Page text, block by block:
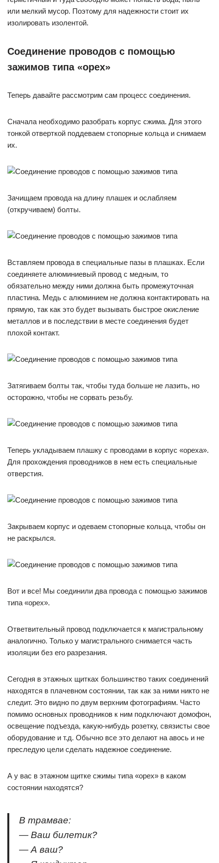
или мелкий мусор. Поэтому для надежности стоит их
изолировать изолентой.
Соединение проводов с помощью
зажимов типа «орех»
Теперь давайте рассмотрим сам процесс соединения.
Сначала необходимо разобрать корпус сжима. Для этого
тонкой отверткой поддеваем стопорные кольца и снимаем
их.
Зачищаем провода на длину плашек и ослабляем
(откручиваем) болты.
Вставляем провода в специальные пазы в плашках. Если
соединяете алюминиевый провод с медным, то
обязательно между ними должна быть промежуточная
пластина. Медь с алюминием не должна контактировать на
прямую, так как это будет вызывать быстрое окисление
металлов и в последствии в месте соединения будет
плохой контакт.
Затягиваем болты так, чтобы туда больше не лазить, но
осторожно, чтобы не сорвать резьбу.
Теперь укладываем плашку с проводами в корпус «ореха».
Для прохождения проводников в нем есть специальные
отверстия.
Закрываем корпус и одеваем стопорные кольца, чтобы он
не раскрылся.
Вот и все! Мы соединили два провода с помощью зажимов
типа «орех».
Ответвительный провод подключается к магистральному
аналогично. Только у магистрального снимается часть
изоляции без его разрезания.
Сегодня в этажных щитках большинство таких соединений
находятся в плачевном состоянии, так как за ними никто не
следит. Это видно по двум верхним фотографиям. Часто
помимо основных проводников к ним подключают домофон,
освещение подъезда, какую-нибудь розетку, связисты свое
оборудование и т.д. Обычно все это делают на авось и не
преследую цели сделать надежное соединение.
А у вас в этажном щитке сжимы типа «орех» в каком
состоянии находятся?
В трамвае:
— Ваш билетик?
— А ваш?